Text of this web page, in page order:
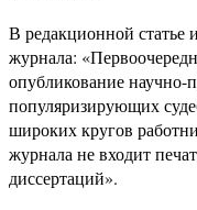
В редакционной статье
журнала:
опубликование научно-
популяризирующих
широких кругов
журнала не входит
диссертаций».